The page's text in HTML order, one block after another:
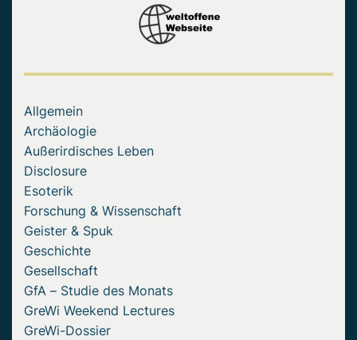
Allgemein
Archäologie
Außerirdisches Leben
Disclosure
Esoterik
Forschung & Wissenschaft
Geister & Spuk
Geschichte
Gesellschaft
GfA – Studie des Monats
GreWi Weekend Lectures
GreWi-Dossier